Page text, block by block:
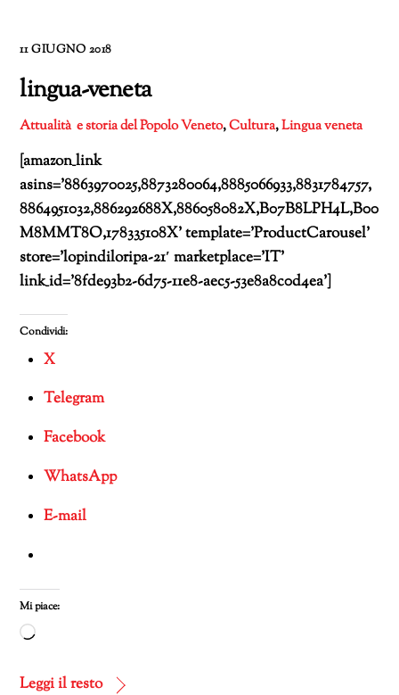
11 GIUGNO 2018
lingua-veneta
Attualità e storia del Popolo Veneto,Cultura,Lingua veneta
[amazon_link
asins=’8863970025,8873280064,8885066933,8831784757,
8864951032,886292688X,886058082X,B07B8LPH4L,B00
M8MMT8O,178335108X’ template=’ProductCarousel’
store=’lopindiloripa-21′ marketplace=’IT’
link_id=’8fde93b2-6d75-11e8-aec5-53e8a8c0d4ea’]
Condividi:
X
Telegram
Facebook
WhatsApp
E-mail
Mi piace:
Caricamento
corso…
Leggi il resto